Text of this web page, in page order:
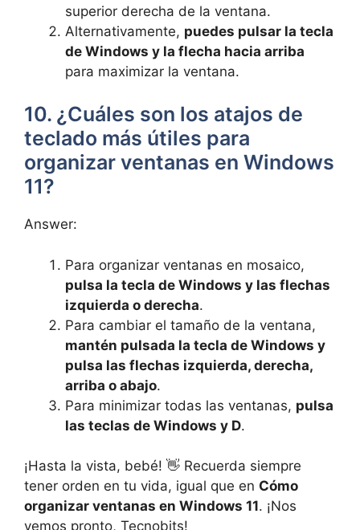
superior derecha de la ventana.
Alternativamente, puedes pulsar la tecla
de Windows y la flecha hacia arriba
para maximizar la ventana.
10. ¿Cuáles son los atajos de
teclado más útiles para
organizar ventanas en Windows
11?
Answer:
Para organizar ventanas en mosaico,
pulsa la tecla de Windows y las flechas
izquierda o derecha.
Para cambiar el tamaño de la ventana,
mantén pulsada la tecla de Windows y
pulsa las flechas izquierda, derecha,
arriba o abajo.
Para minimizar todas las ventanas, pulsa
las teclas de Windows y D.
¡Hasta la vista, bebé! 👋 Recuerda siempre
tener orden en tu vida, igual que en Cómo
organizar ventanas en Windows 11. ¡Nos
vemos pronto, Tecnobits!